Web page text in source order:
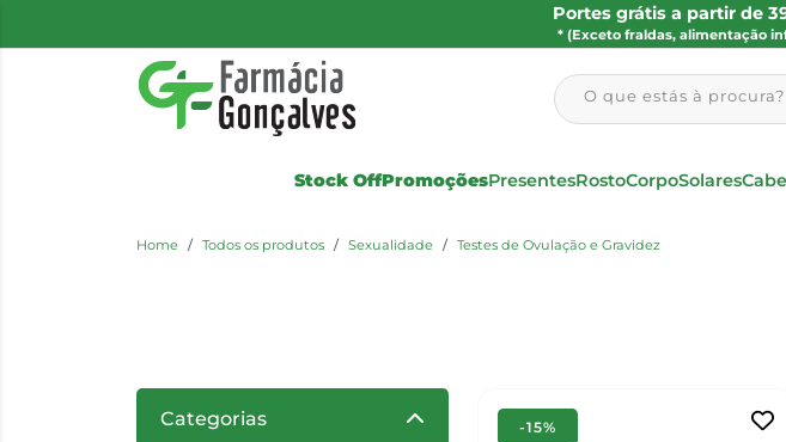
Portes grátis a partir de
* (Exceto fraldas, alimentação
O que estás à procura?
Stock OffPromoçõesPresentesRostoCorpoSolares
Home Todos os produtos Sexualidade Testes de Ovulação e Gravidez
Categorias -15%